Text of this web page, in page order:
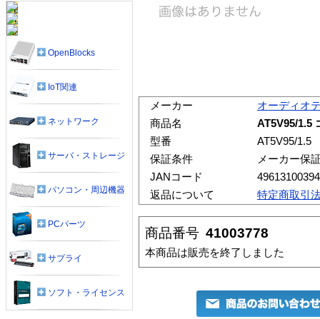
メーカー
オーディオ
商品名
AT5V95/1.5
型番
AT5V95/1.5
保証条件
メーカー保
JANコード
返品について
特定商取引
商品番号 41003778
本商品は販売を終了しました
OpenBlocks
IoT関連
ネットワーク
サーバ・ストレージ
パソコン・周辺機器
PCパーツ
サプライ
ソフト・ライセンス